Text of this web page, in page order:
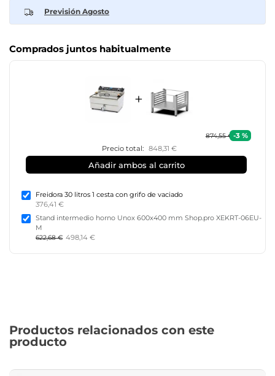
Previsión Agosto
Comprados juntos habitualmente
+
874,55 € -3 %
Precio total:
848,31 €
Añadir ambos al carrito
Freidora 30 litros 1 cesta con grifo de vaciado
376,41 €
Stand intermedio horno Unox 600x400 mm Shop.pro XEKRT-06EU-
M
622,68 € 498,14 €
Productos relacionados con este
producto